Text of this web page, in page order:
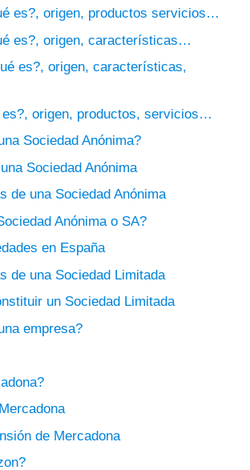
es?, origen, productos servicios…
es?, origen, características…
es?, origen, características,
es?, origen, productos, servicios…
Sociedad Anónima?
Sociedad Anónima
de una Sociedad Anónima
Anónima o SA?
en España
de una Sociedad Limitada
un Sociedad Limitada
empresa?
de Mercadona